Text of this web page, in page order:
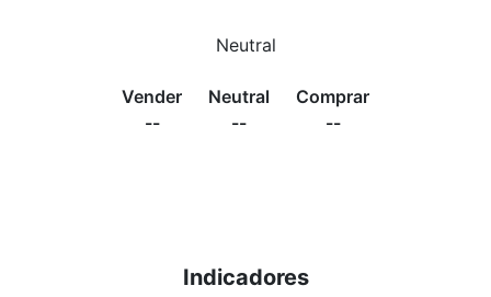
Neutral
Vender
--
Neutral
--
Comprar
--
Indicadores